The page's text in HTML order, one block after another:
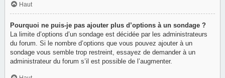
Haut
Pourquoi ne puis-je pas ajouter plus d’options à un sondage ?
La limite d’options d’un sondage est décidée par les administrateurs
du forum. Si le nombre d’options que vous pouvez ajouter à un
sondage vous semble trop restreint, essayez de demander à un
administrateur du forum s’il est possible de l’augmenter.